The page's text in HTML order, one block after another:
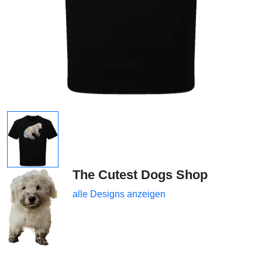
The Cutest Dogs Shop
alle Designs anzeigen